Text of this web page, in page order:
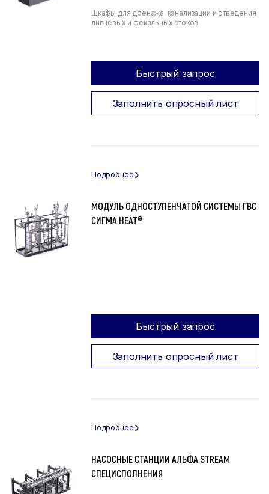
Шкафы для дренажа, канализации и отведения
ливневых и фекальных стоков
Быстрый запрос
Заполнить опросный лист
МОДУЛЬ ОДНОСТУПЕНЧАТОЙ СИСТЕМЫ ГВС
СИГМА HEAT®
Быстрый запрос
Заполнить опросный лист
НАСОСНЫЕ СТАНЦИИ АЛЬФА STREAM
СПЕЦИСПОЛНЕНИЯ